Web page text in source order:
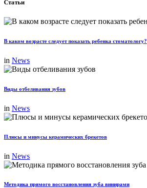
Статьи
В каком возрасте следует показать ребенка стоматологу?
in News
Виды отбеливания зубов
in News
Плюсы и минусы керамических брекетов
in News
Методика прямого восстановления зуба винирами